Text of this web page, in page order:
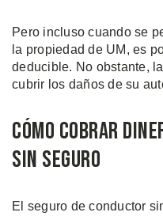
Pero incluso cuando se
la propiedad de UM, es
deducible. No obstante,
cubrir los daños de su
Cómo Cobrar
Sin Seguro
El seguro de conductor